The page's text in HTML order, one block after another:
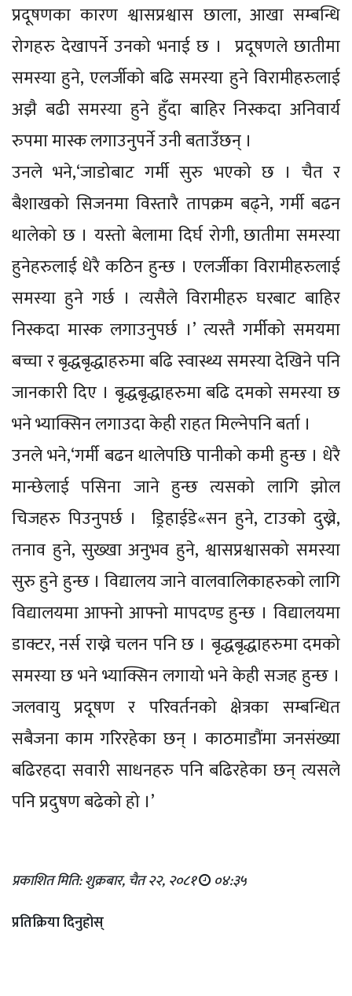
प्रदूषणका कारण श्वासप्रश्वास छाला, आखा सम्बन्धि
रोगहरु देखापर्ने उनको भनाई छ । प्रदूषणले छातीमा
समस्या हुने, एलर्जीको बढि समस्या हुने विरामीहरुलाई
अझै बढी समस्या हुने हुँदा बाहिर निस्कदा अनिवार्य
रुपमा मास्क लगाउनुपर्ने उनी बताउँछन् ।
उनले भने,‘जाडोबाट गर्मी सुरु भएको छ । चैत र
बैशाखको सिजनमा विस्तारै तापक्रम बढ्ने, गर्मी बढन
थालेको छ । यस्तो बेलामा दिर्घ रोगी, छातीमा समस्या
हुनेहरुलाई धेरै कठिन हुन्छ । एलर्जीका विरामीहरुलाई
समस्या हुने गर्छ । त्यसैले विरामीहरु घरबाट बाहिर
निस्कदा मास्क लगाउनुपर्छ ।’ त्यस्तै गर्मीको समयमा
बच्चा र बृद्धबृद्धाहरुमा बढि स्वास्थ्य समस्या देखिने पनि
जानकारी दिए । बृद्धबृद्धाहरुमा बढि दमको समस्या छ
भने भ्याक्सिन लगाउदा केही राहत मिल्नेपनि बर्ता ।
उनले भने,‘गर्मी बढन थालेपछि पानीको कमी हुन्छ । धेरै
मान्छेलाई पसिना जाने हुन्छ त्यसको लागि झोल
चिजहरु पिउनुपर्छ । ड्रिहाईडे«सन हुने, टाउको दुख्ने,
तनाव हुने, सुख्खा अनुभव हुने, श्वासप्रश्वासको समस्या
सुरु हुने हुन्छ । विद्यालय जाने वालवालिकाहरुको लागि
विद्यालयमा आफ्नो आफ्नो मापदण्ड हुन्छ । विद्यालयमा
डाक्टर, नर्स राख्ने चलन पनि छ । बृद्धबृद्धाहरुमा दमको
समस्या छ भने भ्याक्सिन लगायो भने केही सजह हुन्छ ।
जलवायु प्रदूषण र परिवर्तनको क्षेत्रका सम्बन्धित
सबैजना काम गरिरहेका छन् । काठमाडौंमा जनसंख्या
बढिरहदा सवारी साधनहरु पनि बढिरहेका छन् त्यसले
पनि प्रदुषण बढेको हो ।’
प्रकाशित मिति: शुक्रबार, चैत २२, २०८१ ०४:३५
प्रतिक्रिया दिनुहोस्